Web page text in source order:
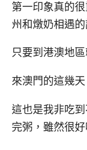
第一印象真的
州和燉奶相遇
只要到港澳地
來澳門的這幾
這也是我非吃
完粥，雖然很